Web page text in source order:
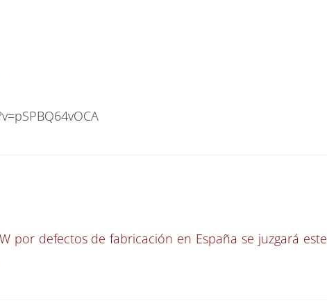
por defectos de fabricación en España se juzgará este